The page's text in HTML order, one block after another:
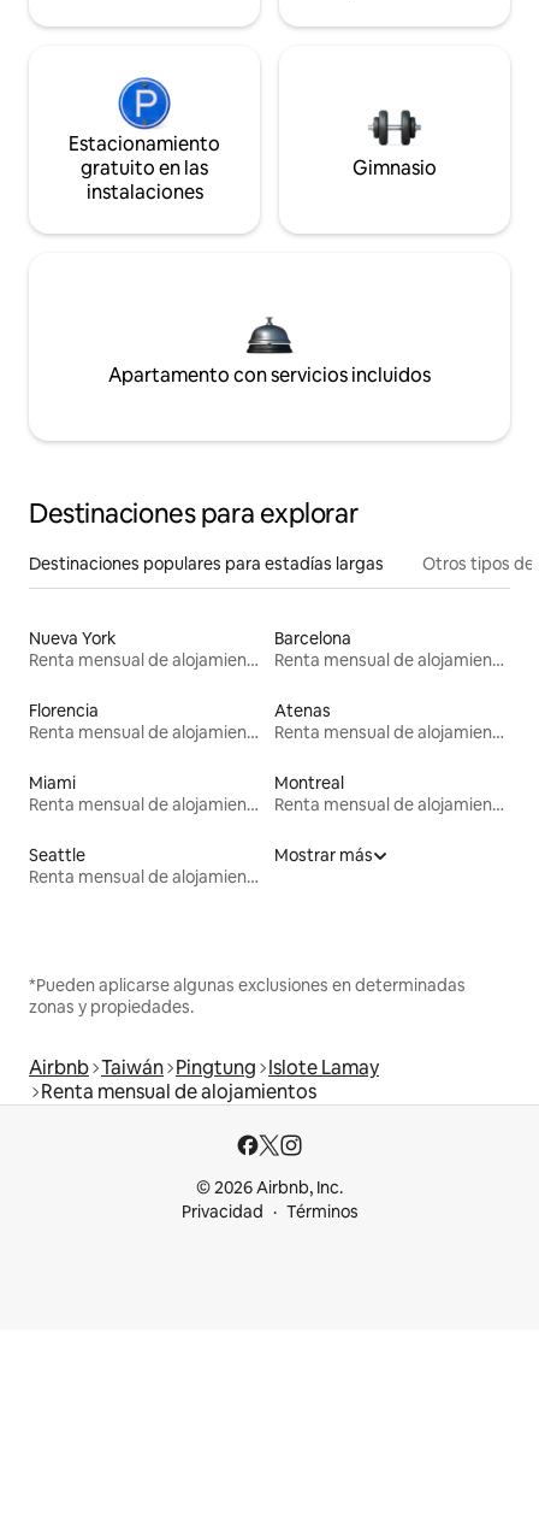
Estacionamiento
gratuito en las
instalaciones
Gimnasio
Apartamento con servicios incluidos
Destinaciones para explorar
Destinaciones populares para estadías largas Otros tipos de
Nueva York
Renta mensual de alojamientos
Barcelona
Renta mensual de alojamientos
Florencia
Renta mensual de alojamientos
Atenas
Renta mensual de alojamientos
Miami
Renta mensual de alojamientos
Montreal
Renta mensual de alojamientos
Seattle
Renta mensual de alojamientos
Mostrar más
*Pueden aplicarse algunas exclusiones en determinadas
zonas y propiedades.
Airbnb Taiwán Pingtung Islote Lamay
Renta mensual de alojamientos
© 2026 Airbnb, Inc.
Privacidad
Términos